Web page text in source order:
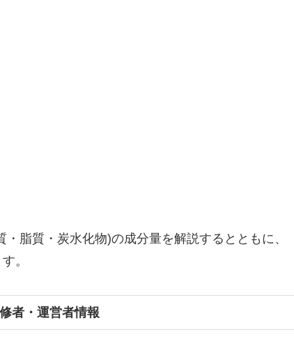
脂質・炭水化物)の成分量を解説するとともに、
。
者・運営者情報